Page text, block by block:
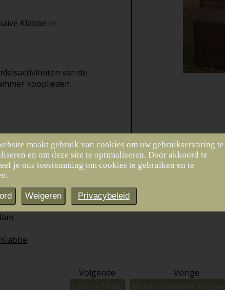
Klabbe in
van de
kooplieden.
Volgende
Laatste Halte
Vorige
Muntendammer
maakt gebruik van cookies om uw gebruikservaring te
en om deze site te optimaliseren. Door akkoord te
je ons toestemming om cookies te gebruiken en te
Weigeren Privacybeleid